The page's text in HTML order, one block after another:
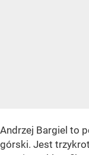
Andrzej Bargiel to
górski. Jest